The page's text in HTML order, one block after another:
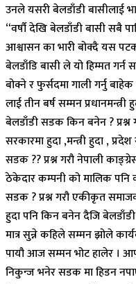
उनले यसरी बेलडाँडी बासीलाई
“वर्षौ देखि बेलडाँडी बासी सबै
आश्वासन का भारी बोक्दै यस पटक
बेलडाँडि बासी ले यो हिम्मत
बोक्ने र फुर्सदमा गाली गर्नु
लाई तीन बर्ष सम्मन
बेलडाँडी सडक किन बनेन ? प्रश्न
सरकारमा हुदा ,मन्त्री हुदा ,
सडक ?? प्रश्न गरौ नेपाली
ठेकेदार कम्पनी को मालिक पनि
सडक ? प्रश्न गरौ एकीकृत
हुदा पनि किन बनेन दैजि
मात्र सुन्ने कहिले सम्मन झोले
पायौ आज सम्मन भोट हालेर ।
निकुन्ज भनेर सडक मा हिडन